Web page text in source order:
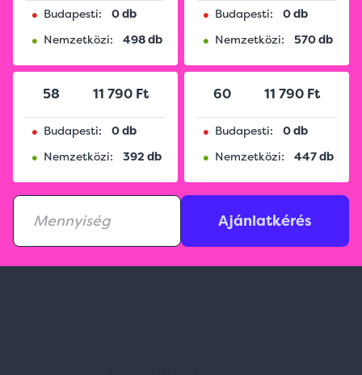
• Budapesti: 0 db
• Nemzetközi: 498 db
• Budapesti: 0 db
• Nemzetközi: 570 db
58 11 790 Ft
• Budapesti: 0 db
• Nemzetközi: 392 db
60 11 790 Ft
• Budapesti: 0 db
• Nemzetközi: 447 db
Ajánlatkérés